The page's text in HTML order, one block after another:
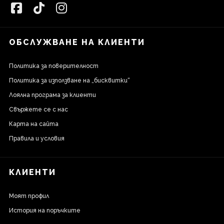
ОБСЛУЖВАНЕ НА КЛИЕНТИ
Политика за поверителност
Политика за използване на „бисквитки“
Лоялна програма за клиенти
Свържете се с нас
Карта на сайта
Правила и условия
КЛИЕНТИ
Моят профил
История на поръчките